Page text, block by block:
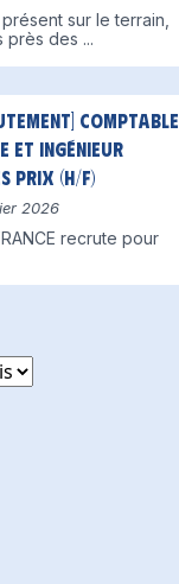
sur le terrain,
près des ...
Comptable
et Ingénieur
Prix (H/F)
2026
recrute pour